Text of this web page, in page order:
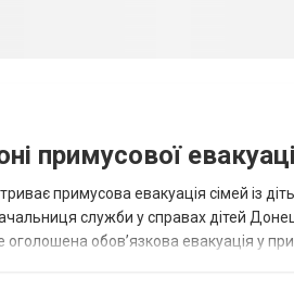
примусової
примусова евакуація сімей із
служби у справах дітей
оголошена обов’язкова евакуація у